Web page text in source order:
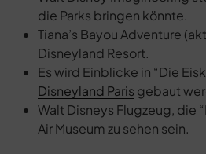
die Parks bringen könnte.
Tiana’s Bayou Adventure
Disneyland Resort.
Es wird Einblicke in “Die
Disneyland Paris gebaut
Walt Disneys Flugzeug, die
Air Museum zu sehen sein.